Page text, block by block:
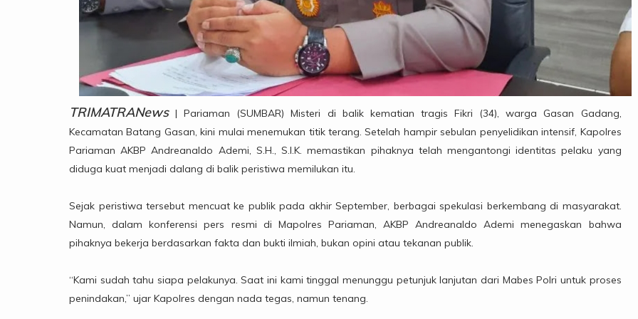
TRIMATRANews| Pariaman (SUMBAR) Misteri di balik kematian tragis Fikri (34), warga Gasan Gadang,
Kecamatan Batang Gasan, kini mulai menemukan titik terang. Setelah hampir sebulan penyelidikan intensif, Kapolres
Pariaman AKBP Andreanaldo Ademi, S.H., S.I.K. memastikan pihaknya telah mengantongi identitas pelaku yang
diduga kuat menjadi dalang di balik peristiwa memilukan itu.
Sejak peristiwa tersebut mencuat ke publik pada akhir September, berbagai spekulasi berkembang di masyarakat.
Namun, dalam konferensi pers resmi di Mapolres Pariaman, AKBP Andreanaldo Ademi menegaskan bahwa
pihaknya bekerja berdasarkan fakta dan bukti ilmiah, bukan opini atau tekanan publik.
“Kami sudah tahu siapa pelakunya. Saat ini kami tinggal menunggu petunjuk lanjutan dari Mabes Polri untuk proses
penindakan,” ujar Kapolres dengan nada tegas, namun tenang.